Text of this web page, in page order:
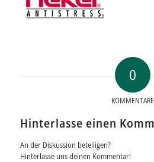
0
KOMMENTARE
Hinterlasse einen
An der Diskussion beteiligen?
Hinterlasse uns deinen Kommentar!